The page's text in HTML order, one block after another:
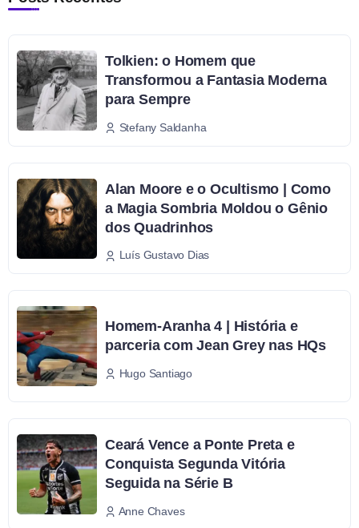
Tolkien: o Homem que
Transformou a Fantasia Moderna
para Sempre
Stefany Saldanha
Alan Moore e o Ocultismo | Como
a Magia Sombria Moldou o Gênio
dos Quadrinhos
Luís Gustavo Dias
Homem-Aranha 4 | História e
parceria com Jean Grey nas HQs
Hugo Santiago
Ceará Vence a Ponte Preta e
Conquista Segunda Vitória
Seguida na Série B
Anne Chaves